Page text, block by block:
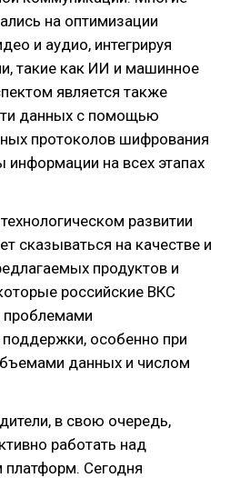
на оптимизации
и аудио, интегрируя
такие как ИИ и машинное
является также
данных с помощью
протоколов шифрования
на всех этапах
развитии
сказываться на качестве и
продуктов и
российские ВКС
проблемами
особенно при
данных и числом
в свою очередь,
работать над
Сегодня